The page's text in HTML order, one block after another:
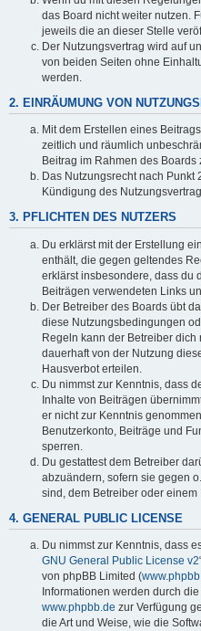
das Board nicht weiter nutzen.
jeweils die an dieser Stelle
Der Nutzungsvertrag wird auf
von beiden Seiten ohne
werden.
2. EINRÄUMUNG VON
Mit dem Erstellen eines
zeitlich und räumlich
Beitrag im Rahmen des Boards
Das Nutzungsrecht nach Punkt
Kündigung des
3. PFLICHTEN DES NUTZERS
Du erklärst mit der Erstellung
enthält, die gegen geltendes
erklärst insbesondere, dass du
Beiträgen verwendeten Links
Der Betreiber des Boards übt
diese Nutzungsbedingungen
Regeln kann der Betreiber
dauerhaft von der Nutzung
Hausverbot erteilen.
Du nimmst zur Kenntnis, dass
Inhalte von Beiträgen
er nicht zur Kenntnis
Benutzerkonto, Beiträge und
sperren.
Du gestattest dem Betreiber
abzuändern, sofern sie gegen
sind, dem Betreiber oder einem
4. GENERAL PUBLIC LICENSE
Du nimmst zur Kenntnis, dass
GNU General Public License v2
von phpBB Limited (
Informationen werden durch
www.phpbb.de zur Verfügung
die Art und Weise, wie die